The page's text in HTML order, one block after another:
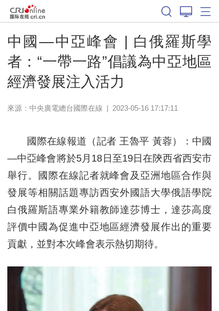
中國—中亞峰會 | 白俄羅斯學
者：“一帶一路”倡議為中亞地區
經濟發展注入活力
來源：中央廣電總台國際在線 | 2023-05-16 17:17:11
國際在線報道（記者 王魯平 黃蓉）：中國
—中亞峰會將於5月18日至19日在陝西省西安市
舉行。國際在線記者就峰會及亞洲地區合作與
發展等相關話題專訪西安外國語大學俄語學院
白俄羅斯語專業外籍教師達莎博士，達莎高度
評價中國為促進中亞地區經濟發展作出的重要
貢獻，並對本次峰會表示熱切期待。